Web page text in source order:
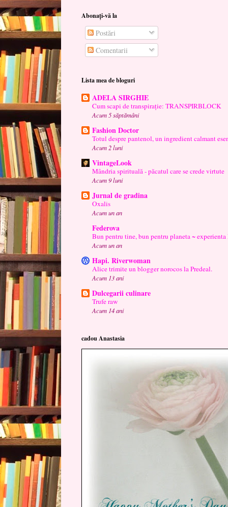
Abonați-vă la
Postări
Comentarii
Lista mea de bloguri
ADELA SIRGHIE
Cum scapi de transpirație: TRANSPIRBLOCK
Acum 5 săptămâni
Fashion Doctor
Totul despre pantenol, un ingredient calmant
Acum 2 luni
VintageLook
Mândria spirituală - păcatul care se crede virtute
Acum 9 luni
Jurnal de gradina
Oxalis
Acum un an
Federova
Bun pentru tine, bun pentru planeta ~ experienta
Acum un an
Hapi. Riverwoman
Alice trimite un blogger norocos la Predeal.
Acum 13 ani
Dulcegarii culinare
Trufe raw
Acum 14 ani
cadou Anastasia